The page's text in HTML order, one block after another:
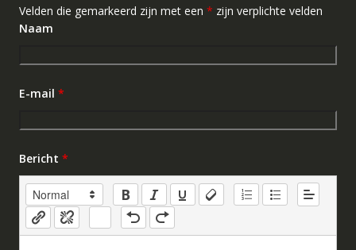
Velden die gemarkeerd zijn met een * zijn verplichte velden
Naam
E-mail *
Bericht *